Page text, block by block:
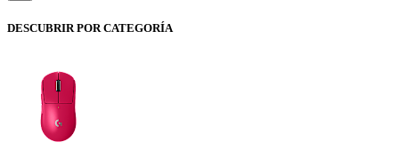
DESCUBRIR POR CATEGORÍA